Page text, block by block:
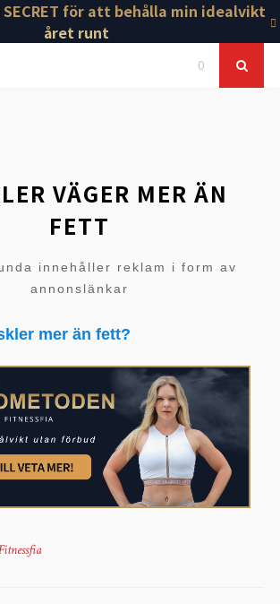
SECRET för att behålla min idealvikt
året runt
0
VÄGER MER ÄN
FETT
innehåller reklam i form av
annonslänkar